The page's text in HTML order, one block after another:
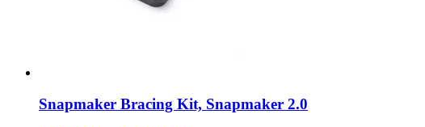
Snapmaker Bracing Kit, Snapmaker 2.0